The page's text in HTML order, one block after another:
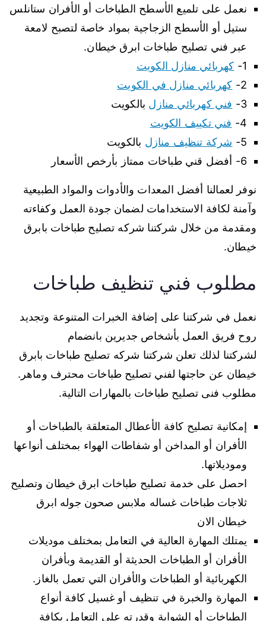
نعمل على تلميع الأسطح الطباخات أو الأفران ستانلس
ستيل أو الأسطح الزجاجية بمواد خاصة لتصبح لامعة
عبر فني تصليح طباخات ابرق خيطان.
1-
كهربائي منازل الكويت
2-
كهربائي منازل في الكويت
3-
فني كهربائي منازل بالكويت
4-
فني تكييف الكويت
5-
شركة تنظيف منازل بالكويت
6- أفضل قني طباخات ممتاز بأرخص الأسعار
نوفر لعمالنا أفضل المعدات والأدوات والمواد الطبيعية
وآمنة لكافة الاستخدامات لضمان جودة العمل وكفاءته
ومقدمة من خلال شركتنا شركه تصليح طباخات بابرق
خيطان.
مطلوب فني تنظيف طباخات
نعمل في شركتنا على إضافة الخبرات المتنوعة وتجديد
روح فريق العمل بأشخاص جديرين بانضمام
لشركتنا لذلك تعلن شركتنا شركه تصليح طباخات بابرق
خيطان عن حاجتها لفني تصليح طباخات محترف وماهر.
مطلوب فنى تصليح طباخات بالمهارات التالية.
إمكانية تصليح كافة الأعطال المتعلقة بالطباخات أو
الأفران أو المداخن أو شفاطات الهواء بمختلف أنواعها
وموديلاتها.
احصل على خدمة تصليح طباخات ابرق خيطان وتصليح
ثلاجات طباخات غساله ملابس صحون جوله ابرق
خيطان الان
يمتلك المهارة العالية في التعامل بمختلف موديلات
الأفران أو الطباخات الحديثة أو القديمة وبأفران
الكهربائية أو الطباخات والأفران التي تعمل بالغاز.
المهارة والخبرة في تنظيف أو غسيل كافة أنواع
الطباخات أو الشواية وقدرته على التعامل بكافة